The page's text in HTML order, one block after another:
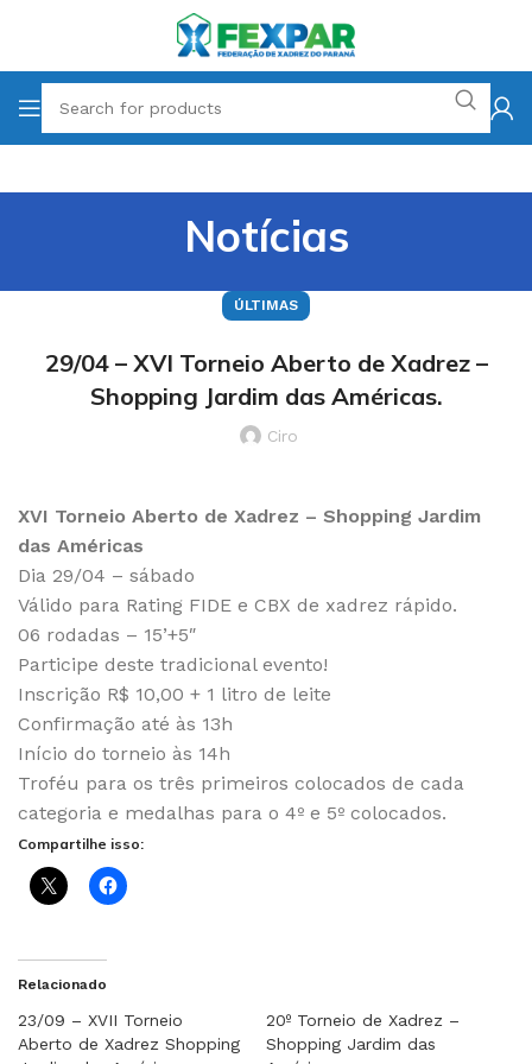
Notícias
ÚLTIMAS
29/04 – XVI Torneio Aberto de Xadrez –
Shopping Jardim das Américas.
Ciro
XVI Torneio Aberto de Xadrez – Shopping Jardim
das Américas
Dia 29/04 – sábado
Válido para Rating FIDE e CBX de xadrez rápido.
06 rodadas – 15’+5″
Participe deste tradicional evento!
Inscrição R$ 10,00 + 1 litro de leite
Confirmação até às 13h
Início do torneio às 14h
Troféu para os três primeiros colocados de cada
categoria e medalhas para o 4º e 5º colocados.
Compartilhe isso:
Relacionado
23/09 – XVII Torneio
Aberto de Xadrez Shopping
20º Torneio de Xadrez –
Shopping Jardim das